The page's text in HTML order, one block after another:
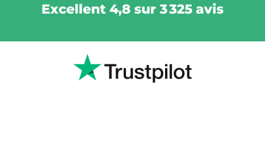
Excellent 4,8 sur 3 325 avis